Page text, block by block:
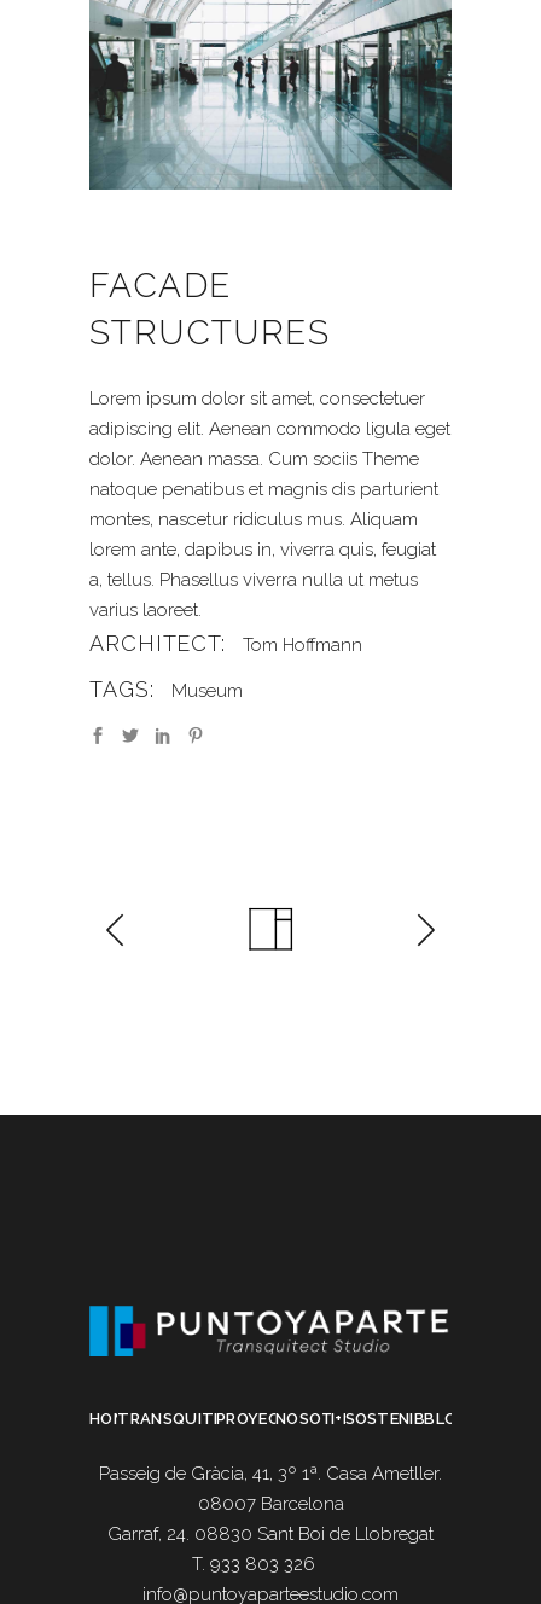
FACADE
STRUCTURES
Lorem ipsum dolor sit amet, consectetuer
adipiscing elit. Aenean commodo ligula eget
dolor. Aenean massa. Cum sociis Theme
natoque penatibus et magnis dis parturient
montes, nascetur ridiculus mus. Aliquam
lorem ante, dapibus in, viverra quis, feugiat
a, tellus. Phasellus viverra nulla ut metus
varius laoreet.
ARCHITECT: Tom Hoffmann
TAGS: Museum
HOMETRANSQUITECTURA
PROYECTOSNOSOTROS
I+DSOSTENIBILIDAD
BLOG
Passeig de Gràcia, 41, 3º 1ª. Casa Ametller.
08007 Barcelona
Garraf, 24. 08830 Sant Boi de Llobregat
T. 933 803 326
info@puntoyaparteestudio.com